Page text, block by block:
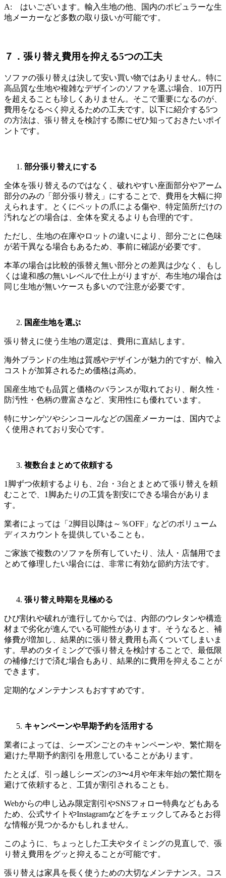
A: はいございます。輸入生地の他、国内のポピュラーな生
地メーカーなど多数の取り扱いが可能です。
７．張り替え費用を抑える5つの工夫
ソファの張り替えは決して安い買い物ではありません。特に
高品質な生地や複雑なデザインのソファを選ぶ場合、 10万円
を超えることも珍しくありません。そこで重要になるのが、
費用をなるべく抑えるための工夫です。以下に紹介する5つ
の方法は、張り替えを検討する際にぜひ知っておきたいポイ
ントです。
部分張り替えにする
全体を張り替えるのではなく、破れやすい座面部分やアーム
部分のみの「部分張り替え」にすることで、費用を大幅に抑
えられます。とくにペットの爪による傷や、特定箇所だけの
汚れなどの場合は、全体を変えるよりも合理的です。
ただし、生地の在庫やロットの違いにより、部分ごとに色味
が若干異なる場合もあるため、事前に確認が必要です。
本革の場合は比較的張替え無い部分との差異は少なく、もし
くは違和感の無いレベルで仕上がりますが、布生地の場合は
同じ生地が無いケースも多いので注意が必要です。
国産生地を選ぶ
張り替えに使う生地の選定は、費用に直結します。
海外ブランドの生地は質感やデザインが魅力的ですが、輸入
コストが加算されるため価格は高め。
国産生地でも品質と価格のバランスが取れており、耐久性・
防汚性・色柄の豊富さなど、実用性にも優れています。
特にサンゲツやシンコールなどの国産メーカーは、国内でよ
く使用されており安心です。
複数台まとめて依頼する
1脚ずつ依頼するよりも、 2台・ 3台とまとめて張り替えを頼
むことで、 1 脚あたりの工賃を割安にできる場合がありま
す。
業者によっては「 2脚目以降は～％OFF 」などのボリューム
ディスカウントを提供していることも。
ご家族で複数のソファを所有していたり、法人・店舗用でま
とめて修理したい場合には、非常に有効な節約方法です。
張り替え時期を見極める
ひび割れや破れが進行してからでは、内部のウレタンや構造
材まで劣化が進んでいる可能性があります。そうなると、補
修費が増加し、結果的に張り替え費用も高くついてしまいま
す。早めのタイミングで張り替えを検討することで、最低限
の補修だけで済む場合もあり、結果的に費用を抑えることが
できます。
定期的なメンテナンスもおすすめです。
キャンペーンや早期予約を活用する
業者によっては、シーズンごとのキャンペーンや、繁忙期を
避けた早期予約割引を用意していることがあります。
たとえば、引っ越しシーズンの3〜4月や年末年始の繁忙期を
避けて依頼すると、工賃が割引されることも。
Webからの申し込み限定割引やSNSフォロー特典などもある
ため、公式サイトやInstagramなどをチェックしてみるとお得
な情報が見つかるかもしれません。
このように、ちょっとした工夫やタイミングの見直しで、張
り替え費用をグッと抑えることが可能です。
張り替えは家具を長く使うための大切なメンテナンス。コス